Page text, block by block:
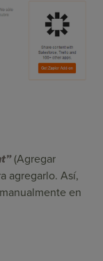
(Agregar
agregarlo. Así,
en